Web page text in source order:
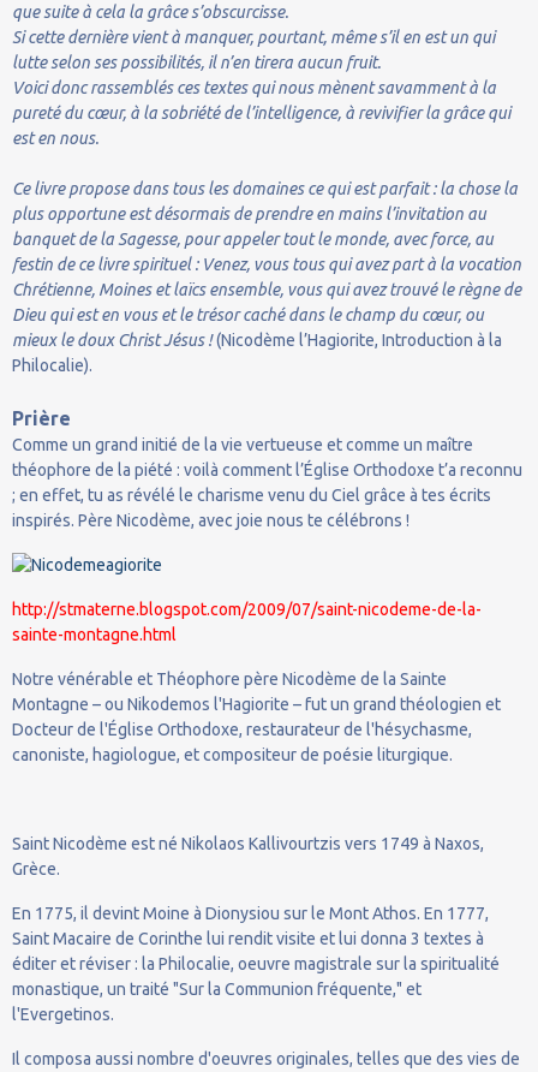
que suite à cela la grâce s’obscurcisse.
Si cette dernière vient à manquer, pourtant, même s’il en est un qui
lutte selon ses possibilités, il n’en tirera aucun fruit.
Voici donc rassemblés ces textes qui nous mènent savamment à la
pureté du cœur, à la sobriété de l’intelligence, à revivifier la grâce qui
est en nous.
Ce livre propose dans tous les domaines ce qui est parfait : la chose la
plus opportune est désormais de prendre en mains l’invitation au
banquet de la Sagesse, pour appeler tout le monde, avec force, au
festin de ce livre spirituel : Venez, vous tous qui avez part à la vocation
Chrétienne, Moines et laïcs ensemble, vous qui avez trouvé le règne de
Dieu qui est en vous et le trésor caché dans le champ du cœur, ou
mieux le doux Christ Jésus !(Nicodème l’Hagiorite, Introduction à la
Philocalie).
Prière
Comme un grand initié de la vie vertueuse et comme un maître
théophore de la piété : voilà comment l’Église Orthodoxe t’a reconnu
; en effet, tu as révélé le charisme venu du Ciel grâce à tes écrits
inspirés. Père Nicodème, avec joie nous te célébrons !
http://stmaterne.blogspot.com/2009/07/saint-nicodeme-de-la-
sainte-montagne.html
Notre vénérable et Théophore père Nicodème de la Sainte
Montagne – ou Nikodemos l'Hagiorite – fut un grand théologien et
Docteur de l'Église Orthodoxe, restaurateur de l'hésychasme,
canoniste, hagiologue, et compositeur de poésie liturgique.
Saint Nicodème est né Nikolaos Kallivourtzis vers 1749 à Naxos,
Grèce.
En 1775, il devint Moine à Dionysiou sur le Mont Athos. En 1777,
Saint Macaire de Corinthe lui rendit visite et lui donna 3 textes à
éditer et réviser : la Philocalie, oeuvre magistrale sur la spiritualité
monastique, un traité "Sur la Communion fréquente," et
l'Evergetinos.
Il composa aussi nombre d'oeuvres originales, telles que des vies de